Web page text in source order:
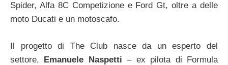
Spider, Alfa 8C Competizione e Ford Gt, oltre a delle
moto Ducati e un motoscafo.
Il progetto di The Club nasce da un esperto del
settore, Emanuele Naspetti – ex pilota di Formula